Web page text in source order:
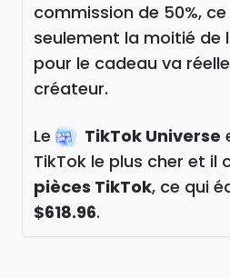
commission de 50%,
seulement la moitié de
pour le cadeau va
créateur.
Le TikTok Universe
TikTok le plus cher et il
pièces TikTok, ce qui
$618.96.